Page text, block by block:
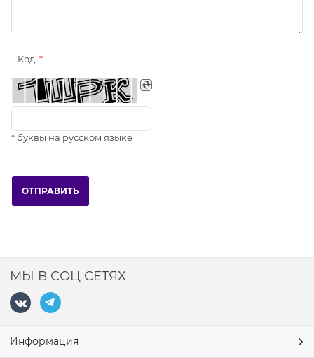
Код
* буквы на русском языке
МЫ В СОЦ СЕТЯХ
Информация